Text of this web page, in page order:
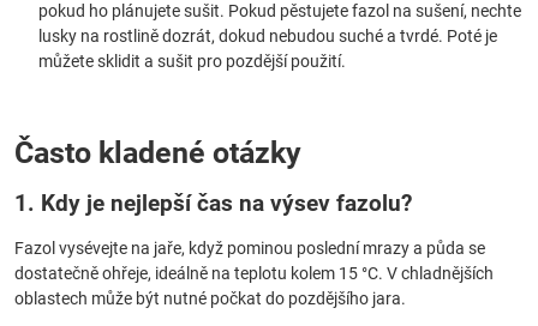
pokud ho plánujete sušit. Pokud pěstujete fazol na sušení, nechte
lusky na rostlině dozrát, dokud nebudou suché a tvrdé. Poté je
můžete sklidit a sušit pro pozdější použití.
Často kladené otázky
1. Kdy je nejlepší čas na výsev fazolu?
Fazol vysévejte na jaře, když pominou poslední mrazy a půda se
dostatečně ohřeje, ideálně na teplotu kolem 15 °C. V chladnějších
oblastech může být nutné počkat do pozdějšího jara.